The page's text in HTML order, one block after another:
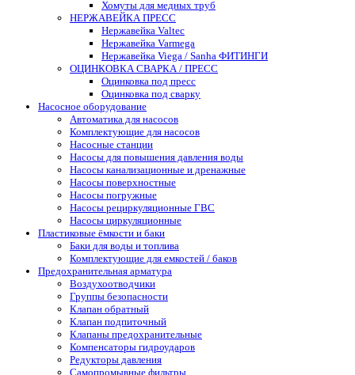
Хомуты для медных труб
НЕРЖАВЕЙКА ПРЕСС
Нержавейка Valtec
Нержавейка Varmega
Нержавейка Viega / Sanha ФИТИНГИ
ОЦИНКОВКА СВАРКА / ПРЕСС
Оцинковка под пресс
Оцинковка под сварку
Насосное оборудование
Автоматика для насосов
Комплектующие для насосов
Насосные станции
Насосы для повышения давления воды
Насосы канализационные и дренажные
Насосы поверхностные
Насосы погружные
Насосы рециркуляционные ГВС
Насосы циркуляционные
Пластиковые ёмкости и баки
Баки для воды и топлива
Комплектующие для емкостей / баков
Предохранительная арматура
Воздухоотводчики
Группы безопасности
Клапан обратный
Клапан подпиточный
Клапаны предохранительные
Компенсаторы гидроударов
Редукторы давления
Самопромывные фильтры